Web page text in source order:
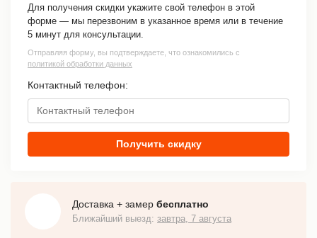
Для получения скидки укажите свой телефон в этой
форме — мы перезвоним в указанное время или в течение
5 минут для консультации.
Отправляя форму, вы подтверждаете, что ознакомились с
политикой обработки данных
Контактный телефон:
Получить скидку
Доставка + замер бесплатно
Ближайший выезд: завтра, 7 августа